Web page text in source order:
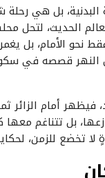
البدنية، بل هي
الحديث، لتحل
نحو الأمام، بل
النهر قصصه في
أمام الزائر
بل تتناغم
تخضع للزمن،